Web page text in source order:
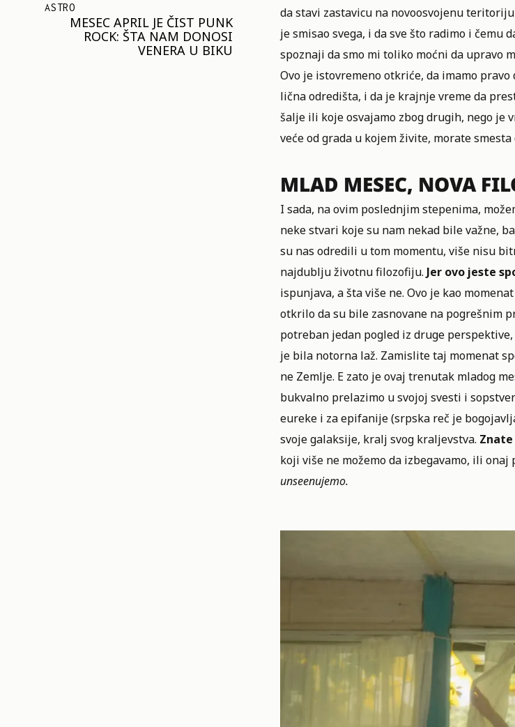
ASTRO
MESEC APRIL JE ČIST PUNK
ROCK: ŠTA NAM DONOSI
VENERA U BIKU
da stavi zastavicu na novoosvojenu
je smisao svega, i da sve što radimo i čemu
spoznaji da smo mi toliko moćni da upravo
Ovo je istovremeno otkriće, da imamo
lična odredišta, i da je krajnje vreme da
šalje ili koje osvajamo zbog drugih, nego je
veće od grada u kojem živite, morate
MLAD MESEC, NOVA
I sada, na ovim poslednjim stepenima,
neke stvari koje su nam nekad bile važne,
su nas odredili u tom momentu, više nisu
najdublju životnu filozofiju. Jer ovo jeste
ispunjava, a šta više ne. Ovo je kao
otkrilo da su bile zasnovane na pogrešnim
potreban jedan pogled iz druge
je bila notorna laž. Zamislite taj momenat
ne Zemlje. E zato je ovaj trenutak mladog
bukvalno prelazimo u svojoj svesti i
eureke i za epifanije (srpska reč je
svoje galaksije, kralj svog kraljevstva.
koji više ne možemo da izbegavamo, ili
unseenujemo.